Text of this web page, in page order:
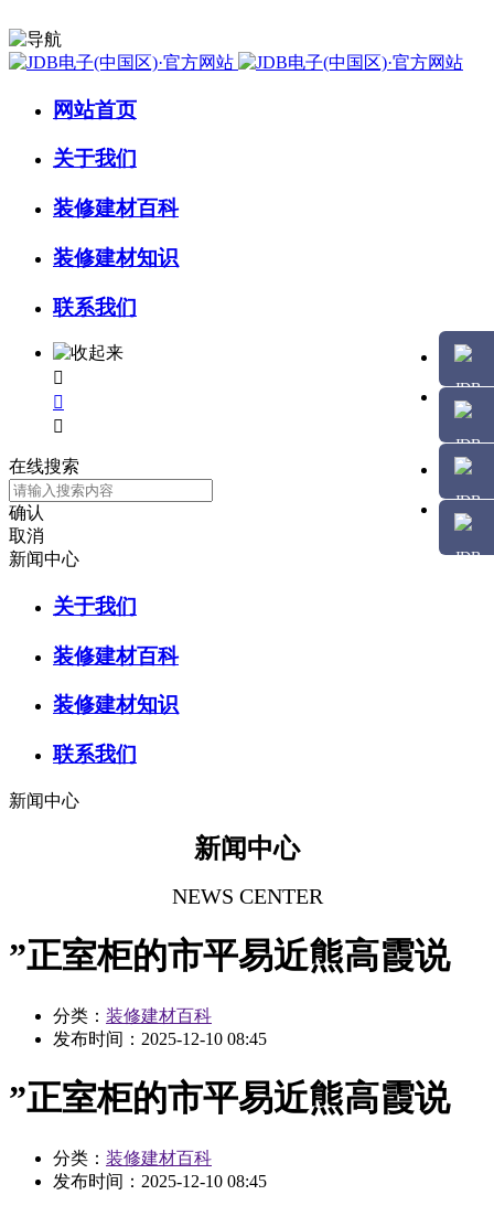
网站首页
关于我们
装修建材百科
装修建材知识
联系我们



在线搜索
确认
取消
新闻中心
关于我们
装修建材百科
装修建材知识
联系我们
新闻中心
新闻中心
NEWS CENTER
”正室柜的市平易近熊高霞说
分类： 装修建材百科
发布时间： 2025-12-10 08:45
”正室柜的市平易近熊高霞说
分类： 装修建材百科
发布时间： 2025-12-10 08:45